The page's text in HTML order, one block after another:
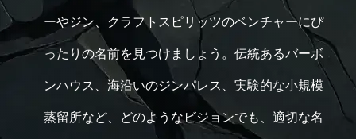
ーやジン、クラフトスピリッツのベンチャーにぴ
ったりの名前を見つけましょう。伝統あるバーボ
ンハウス、海沿いのジンパレス、実験的な小規模
蒸留所など、どのようなビジョンでも、適切な名